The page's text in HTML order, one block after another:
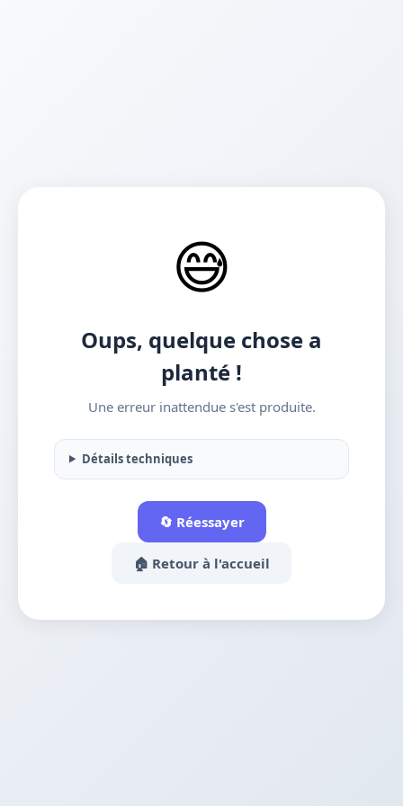
😅
Oups, quelque chose a
planté !
Une erreur inattendue s'est produite.
Détails techniques
🔄 Réessayer
🏠 Retour à l'accueil